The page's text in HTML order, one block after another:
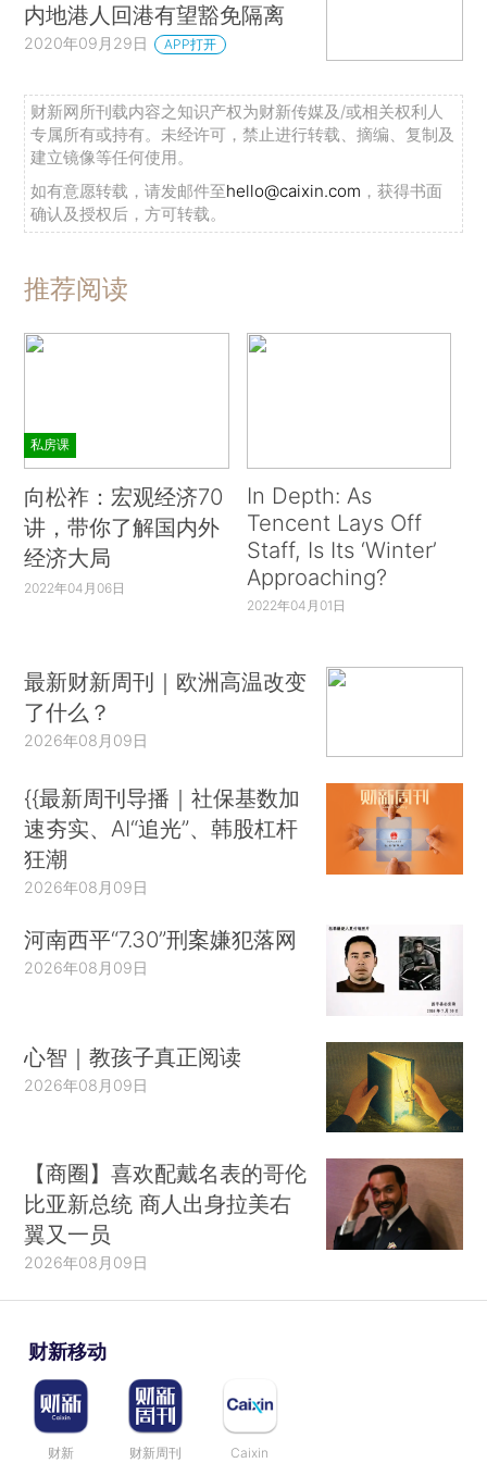
内地港人回港有望豁免隔离
2020年09月29日 APP打开
财新网所刊载内容之知识产权为财新传媒及/或相关权利人
专属所有或持有。未经许可，禁止进行转载、摘编、复制及
建立镜像等任何使用。
如有意愿转载，请发邮件至hello@caixin.com ，获得书面
确认及授权后，方可转载。
推荐阅读
私房课
向松祚：宏观经济70
讲，带你了解国内外
经济大局
2022年04月06日
In Depth: As
Tencent Lays Off
Staff, Is Its ‘Winter’
Approaching?
2022年04月01日
最新财新周刊｜欧洲高温改变
了什么？
2026年08月09日
{{最新周刊导播｜社保基数加
速夯实、AI“追光”、韩股杠杆
狂潮
2026年08月09日
河南西平“7.30”刑案嫌犯落网
2026年08月09日
心智｜教孩子真正阅读
2026年08月09日
【商圈】喜欢配戴名表的哥伦
比亚新总统 商人出身拉美右
翼又一员
2026年08月09日
财新移动
财新 财新周刊 Caixin